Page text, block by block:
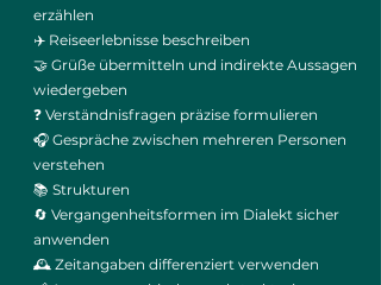
erzählen
✈️ Reiseerlebnisse beschreiben
🤝 Grüße übermitteln und indirekte Aussagen
wiedergeben
❓ Verständnisfragen präzise formulieren
🎧 Gespräche zwischen mehreren Personen
verstehen
📚 Strukturen
🔄 Vergangenheitsformen im Dialekt sicher
anwenden
🕰️ Zeitangaben differenziert verwenden